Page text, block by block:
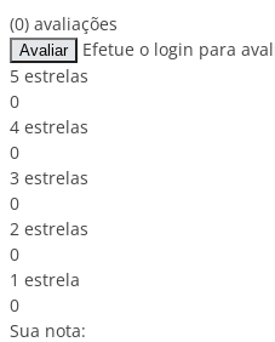
(0) avaliações
Avaliar
Efetue o login para
5 estrelas
0
4 estrelas
0
3 estrelas
0
2 estrelas
0
1 estrela
0
Sua nota: